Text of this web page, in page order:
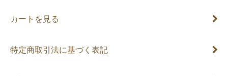
カートを見る
特定商取引法に基づく表記